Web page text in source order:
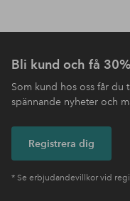
Bli kund och få
Som kund hos oss får du
spännande nyheter och
Registrera dig
* Se erbjudandevillkor vid